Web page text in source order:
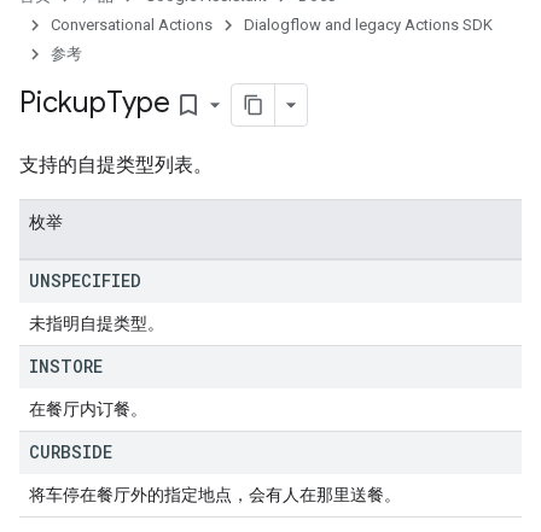
Conversational Actions
Dialogflow and legacy Actions SDK
参考
PickupType bookmark_border
支持的自提类型列表。
枚举
UNSPECIFIED
未指明自提类型。
INSTORE
在餐厅内订餐。
CURBSIDE
将车停在餐厅外的指定地点，会有人在那里送餐。